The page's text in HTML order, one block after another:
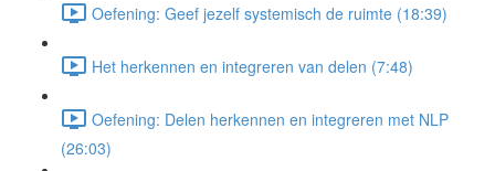
Oefening: Geef jezelf systemisch de ruimte (18:39)
Het herkennen en integreren van delen (7:48)
Oefening: Delen herkennen en integreren met NLP
(26:03)